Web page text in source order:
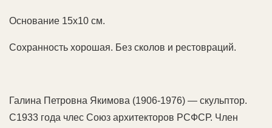
Основание 15х10 см.
Сохранность хорошая. Без сколов и рестовраций.
Галина Петровна Якимова (1906-1976) — скульптор.
С1933 года члес Союз архитекторов РСФСР. Член